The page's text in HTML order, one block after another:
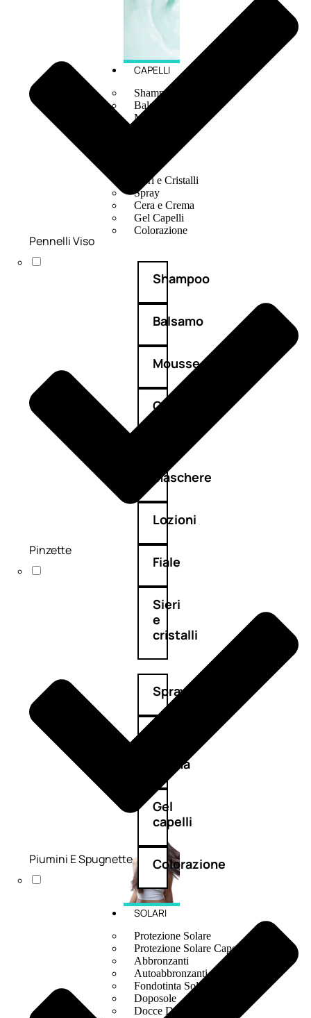
CAPELLI
Shampoo
Balsamo
Mousse
Sieri e Cristalli
Spray
Cera e Crema
Gel Capelli
Colorazione
Shampoo
Balsamo
Mousse
Olii
Maschere
Lozioni
Fiale
Sieri
e
cristalli
Spray
crema
Gel
capelli
Colorazione
SOLARI
Protezione Solare
Protezione Solare Capelli
Abbronzanti
Autoabbronzanti
Fondotinta Solare
Doposole
Docce Doposole
Pennelli Viso
Pinzette
Piumini E Spugnette